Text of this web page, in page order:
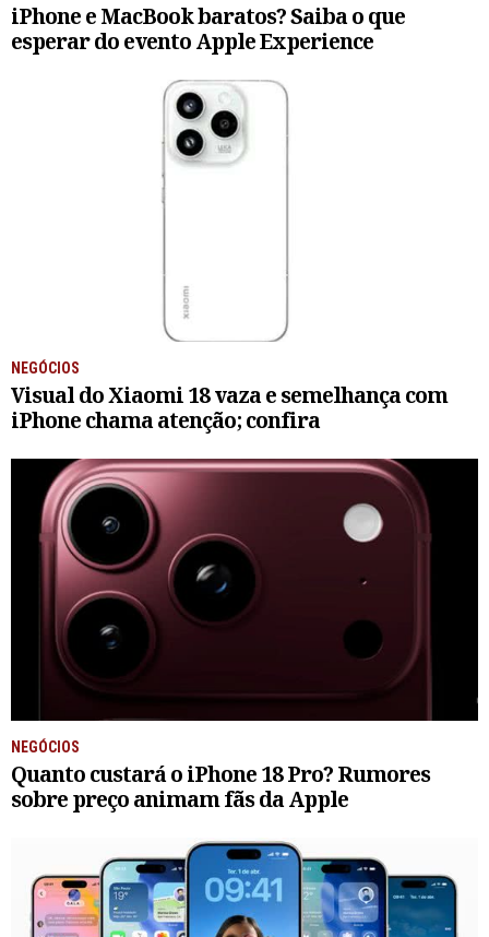
iPhone e MacBook baratos? Saiba o que
esperar do evento Apple Experience
NEGÓCIOS
Visual do Xiaomi 18 vaza e semelhança com
iPhone chama atenção; confira
NEGÓCIOS
Quanto custará o iPhone 18 Pro? Rumores
sobre preço animam fãs da Apple